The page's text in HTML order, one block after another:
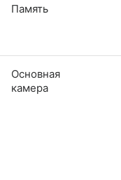
Память
Основная
камера